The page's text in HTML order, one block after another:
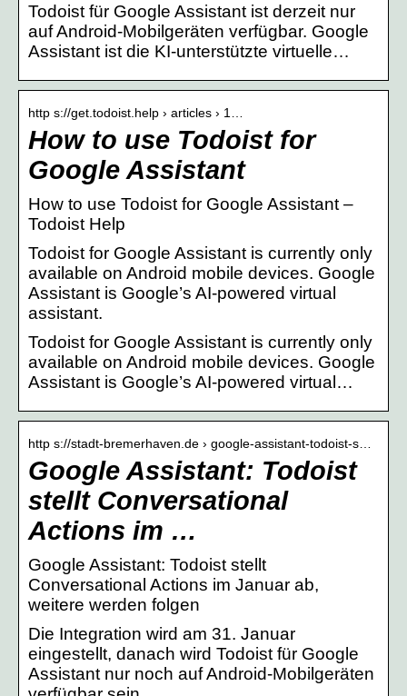
Todoist für Google Assistant ist derzeit nur
auf Android-Mobilgeräten verfügbar. Google
Assistant ist die KI-unterstützte virtuelle…
http s://get.todoist.help › articles › 1…
How to use Todoist for
Google Assistant
How to use Todoist for Google Assistant –
Todoist Help
Todoist for Google Assistant is currently only
available on Android mobile devices. Google
Assistant is Google’s AI-powered virtual
assistant.
Todoist for Google Assistant is currently only
available on Android mobile devices. Google
Assistant is Google’s AI-powered virtual…
http s://stadt-bremerhaven.de › google-assistant-todoist-s…
Google Assistant: Todoist
stellt Conversational
Actions im …
Google Assistant: Todoist stellt
Conversational Actions im Januar ab,
weitere werden folgen
Die Integration wird am 31. Januar
eingestellt, danach wird Todoist für Google
Assistant nur noch auf Android-Mobilgeräten